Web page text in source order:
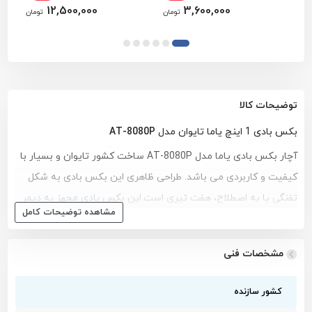
3,600,000 تومان 12,500,000 تومان
توضیحات کالا
بکس بادی 1 اینچ یاما تایوان مدل
آچار بکس بادی یاما مدل AT-8080P ساخت کشور تایوان و بسیار با
کیفیت و کاربردی می باشد. طراحی ظاهری این بکس بادی به شکل
تفنگی یا به اصطلاح، هفت تیری است. این بکس بادی مجهز به دیمر
تنظیم گشتاور و سرعت است که به کاربر این امکان را می دهد تا به
مشاهده توضیحات کامل
مشخصات فنی
کشور سازنده